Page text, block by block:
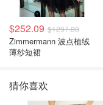
$252.09 $1297.00
Zimmermann 波点植绒
薄纱短裙
猜你喜欢